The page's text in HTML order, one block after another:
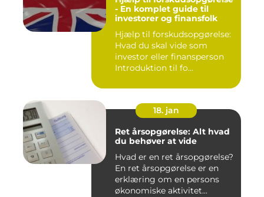
- En komplet guide til
investorer og finansfolk
Hjælp til forskudsopgørelse:
Hvad du skal vide som
investor eller finansperson
Introduktion til fo...
18. jan
Ret årsopgørelse: Alt hvad
du behøver at vide
Hvad er en ret årsopgørelse?
En ret årsopgørelse er en
erklæring om en persons
økonomiske aktivitet...